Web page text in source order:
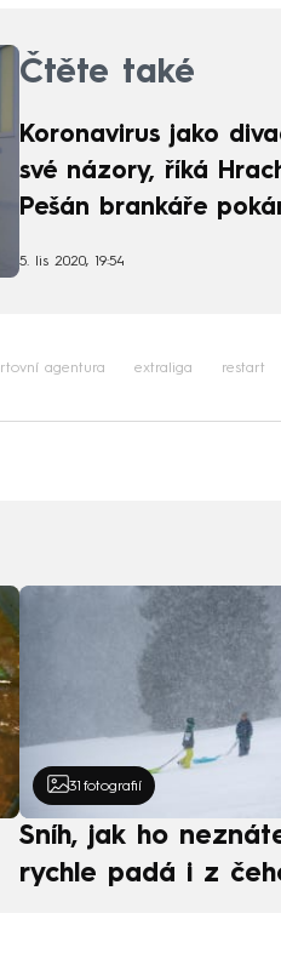
Čtěte také
Koronavirus jako
své názory, říká
Pešán brankáře
5. lis 2020, 19:54
agentura extraliga restart
31 fotografií
Sníh, jak ho
rychle padá i z